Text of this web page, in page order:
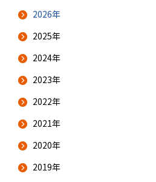
2026年
2025年
2024年
2023年
2022年
2021年
2020年
2019年